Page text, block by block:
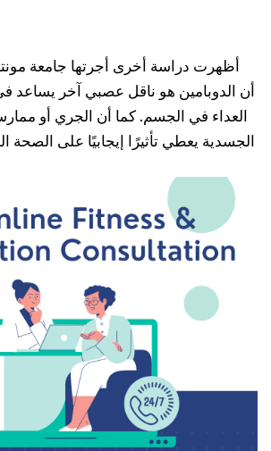
أن الدوبامين هو ناقل عصبي آخر يساعد
العداء في الجسم. كما أن الجري أو
الجسدية يعطي تأثيرًا إيجابيًا على الصحة